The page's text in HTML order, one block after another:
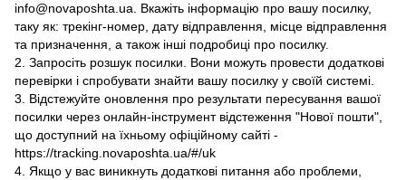
info@novaposhta.ua. Вкажіть інформацію про вашу посилку,
таку як: трекінг-номер, дату відправлення, місце відправлення
та призначення, а також інші подробиці про посилку.
2. Запросіть розшук посилки. Вони можуть провести додаткові
перевірки і спробувати знайти вашу посилку у своїй системі.
3. Відстежуйте оновлення про результати пересування вашої
посилки через онлайн-інструмент відстеження "Нової пошти",
що доступний на їхньому офіційному сайті -
https://tracking.novaposhta.ua/#/uk
4. Якщо у вас виникнуть додаткові питання або проблеми,